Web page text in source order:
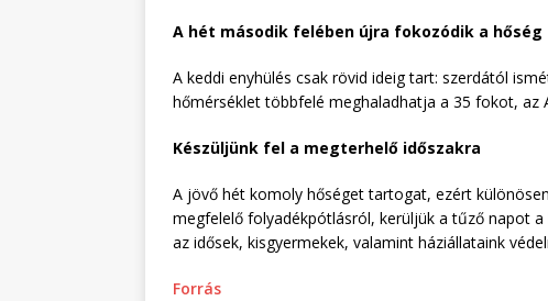
A hét második felében újra fokozódik a hőség
A keddi enyhülés csak rövid ideig tart: szerdától
hőmérséklet többfelé meghaladhatja a 35 fokot,
Készüljünk fel a megterhelő időszakra
A jövő hét komoly hőséget tartogat, ezért
megfelelő folyadékpótlásról, kerüljük a tűző napot
az idősek, kisgyermekek, valamint háziállataink
Forrás